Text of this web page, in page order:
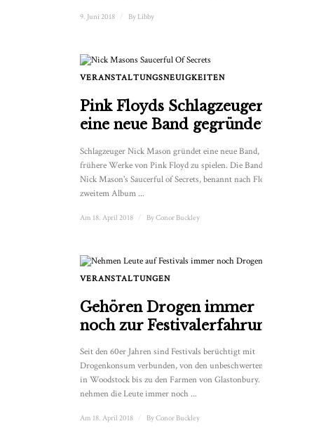
9. Juni 2018 By Libby
VERANSTALTUNGSNEUIGKEITEN
Pink Floyds Schlagzeuger hat
eine neue Band gegründet
Schlagzeuger Nick Mason gründet eine neue Band, um
frühere Werke von Pink Floyd zu spielen. Die Band heißt
Nick Mason's Saucerful of Secrets, benannt nach Floyds
zweitem Album ...
Am 18. April 2018 ByConor Buckley
VERANSTALTUNGEN
Gehören Drogen immer
noch zur Festivalerfahrung?
Seit den 60er Jahren sind Festivals berüchtigt mit
Drogenkonsum verbunden, von den unbeschwerten Tagen
in Woodstock bis zu den Farmen von Glastonbury. Aber
nehmen die Leute immer noch ...
Am 18. April 2018 ByConor Buckley